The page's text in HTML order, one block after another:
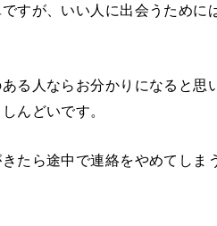
すが、いい人に出会うために
る人ならお分かりになると思
んどいです。
たら途中で連絡をやめてしま